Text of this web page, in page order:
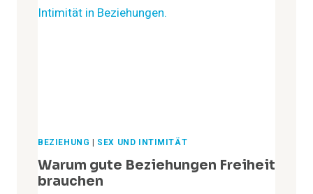
BEZIEHUNG | SEX UND INTIMITÄT
Warum gute Beziehungen Freiheit
brauchen